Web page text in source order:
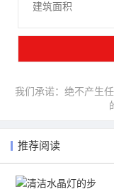
我们承诺：绝不产生
推荐阅读